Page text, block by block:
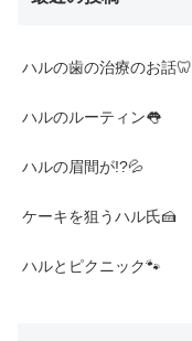
ハルの歯の治療のお話🦷
ハルのルーティン👅
ハルの眉間が!?💦
ケーキを狙うハル氏🍰
ハルとピクニック🐾